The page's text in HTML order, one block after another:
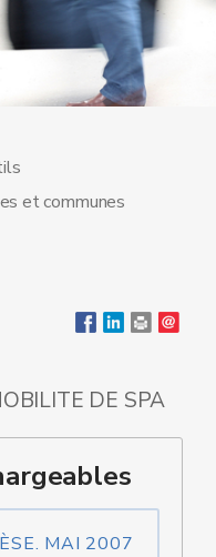
et communes
DE SPA
MAI 2007